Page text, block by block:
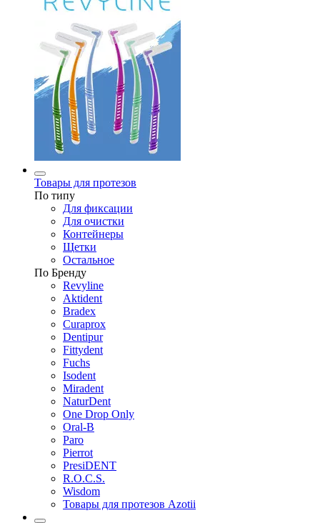
Товары для протезов
По типу
Для фиксации
Для очистки
Контейнеры
Щетки
Остальное
По Бренду
Revyline
Aktident
Bradex
Curaprox
Dentipur
Fittydent
Fuchs
Isodent
Miradent
NaturDent
One Drop Only
Oral-B
Paro
Pierrot
PresiDENT
R.O.C.S.
Wisdom
Товары для протезов Azotii